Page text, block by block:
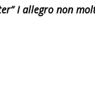
Iallegro non